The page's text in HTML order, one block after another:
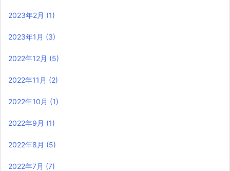
2023年2月 (1)
2023年1月 (3)
2022年12月 (5)
2022年11月 (2)
2022年10月 (1)
2022年9月 (1)
2022年8月 (5)
2022年7月 (7)